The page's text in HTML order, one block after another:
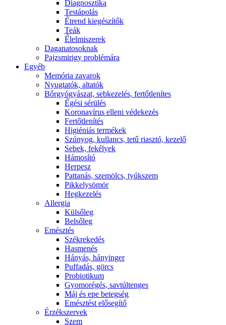
Diagnosztika
Testápolás
É́trend kiegészítők
Teák
É́lelmiszerek
Daganatosoknak
Pajzsmirigy problémára
Egyéb
Memória zavarok
Nyugtatók, altatók
Bőrgyógyászat, sebkezelés, fertőtlenítes
É́gési sérülés
Koronavírus elleni védekezés
Fertőtlenítés
Higiéniás termékek
Szúnyog, kullancs, tetű riasztó, kezelő
Sebek, fekélyek
Hámosító
Herpesz
Pattanás, szemölcs, tyúkszem
Pikkelysömör
Hegkezelés
Allergia
Külsőleg
Belsőleg
Emésztés
Székrekedés
Hasmenés
Hányás, hányinger
Puffadás, görcs
Probiotikum
Gyomorégés, savtúltenges
Máj és epe betegség
Emésztést elősegítő
Érzékszervek
Szem